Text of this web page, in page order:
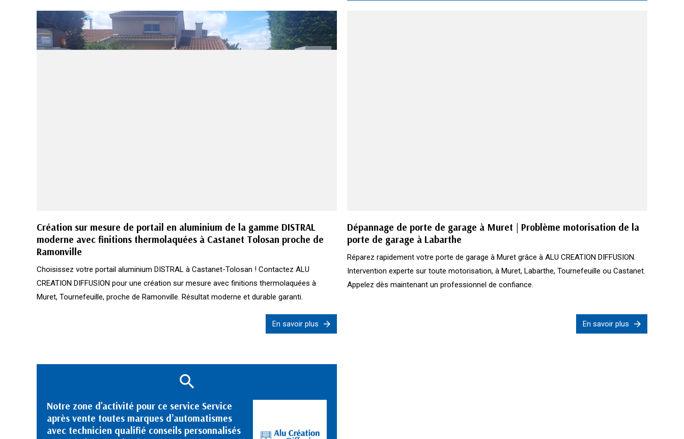
Création sur mesure de portail en aluminium de la gamme DISTRAL
moderne avec finitions thermolaquées à Castanet Tolosan proche de
Ramonville
Choisissez votre portail aluminium DISTRAL à Castanet-Tolosan ! Contactez ALU
CREATION DIFFUSION pour une création sur mesure avec finitions thermolaquées à
Muret, Tournefeuille, proche de Ramonville. Résultat moderne et durable garanti.
En savoir plus
Dépannage de porte de garage à Muret | Problème motorisation de la
porte de garage à Labarthe
Réparez rapidement votre porte de garage à Muret grâce à ALU CREATION DIFFUSION.
Intervention experte sur toute motorisation, à Muret, Labarthe, Tournefeuille ou Castanet.
Appelez dès maintenant un professionnel de confiance.
En savoir plus
Notre zone d'activité pour ce service Service
après vente toutes marques d’automatismes
avec technicien qualifié conseils personnalisés